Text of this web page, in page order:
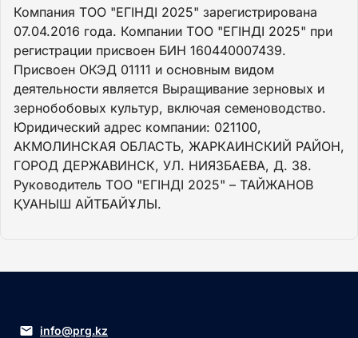
Компания ТОО "ЕГІНДІ 2025" зарегистрирована
07.04.2016 года. Компании ТОО "ЕГІНДІ 2025" при
регистрации присвоен БИН 160440007439.
Присвоен ОКЭД 01111 и основным видом
деятельности является Выращивание зерновых и
зернобобовых культур, включая семеноводство.
Юридический адрес компании: 021100,
АКМОЛИНСКАЯ ОБЛАСТЬ, ЖАРКАИНСКИЙ РАЙОН,
ГОРОД ДЕРЖАВИНСК, УЛ. НИЯЗБАЕВА, Д. 38.
Руководитель ТОО "ЕГІНДІ 2025" – ТАЙЖАНОВ
ҚУАНЫШ АЙТБАЙҰЛЫ.
info@prg.kz